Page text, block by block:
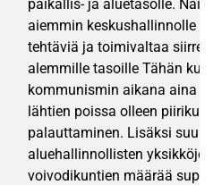
paikallis- ja aluetasolle.
aiemmin keskushallinnolle
tehtäviä ja toimivaltaa
alemmille tasoille Tähän
kommunismin aikana aina
lähtien poissa olleen
palauttaminen. Lisäksi
aluehallinnollisten
voivodikuntien määrää